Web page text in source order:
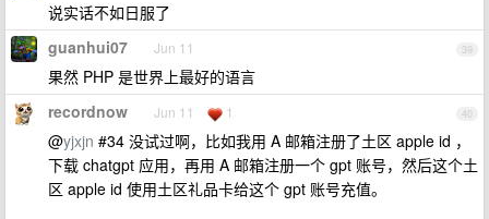
说实话不如日服了
39
guanhui07 Jun 11
果然 PHP 是世界上最好的语言
40
recordnow Jun 11 1
@yjxjn #34 没试过啊，比如我用 A 邮箱注册了土区 apple id ，
下载 chatgpt 应用，再用 A 邮箱注册一个 gpt 账号，然后这个土
区 apple id 使用土区礼品卡给这个 gpt 账号充值。